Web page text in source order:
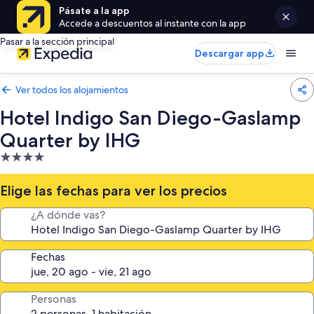
Pásate a la app
Accede a descuentos al instante con la app
Pasar a la sección principal
Descargar app
Ver todos los alojamientos
Hotel Indigo San Diego-Gaslamp
Quarter by IHG
Alojamiento
de
4.0 estrellas
Elige las fechas para ver los precios
¿A dónde vas?
Fechas
Personas